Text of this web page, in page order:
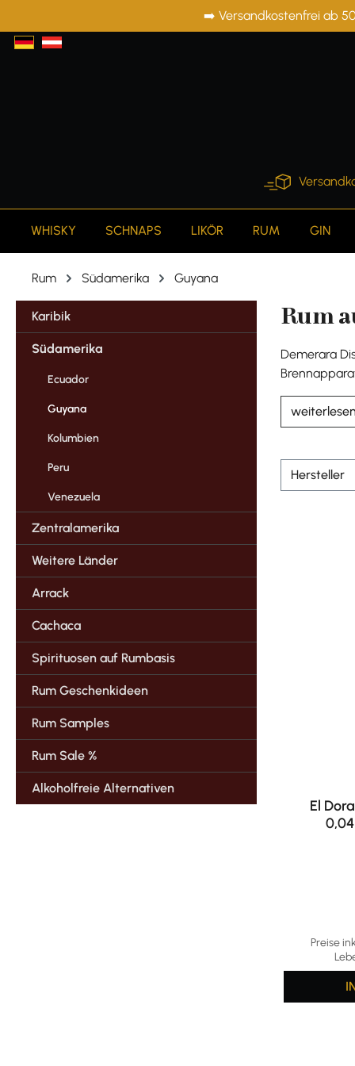
Zur Hauptnavigation springen➡️ Versandkostenfrei ab
WHISKY SCHNAPS LIKÖR RUM GIN
Rum Südamerika Guyana
Karibik
Südamerika
Ecuador
Guyana
Kolumbien
Peru
Venezuela
Zentralamerika
Weitere Länder
Arrack
Cachaca
Spirituosen auf Rumbasis
Rum Geschenkideen
Rum Samples
Rum Sale %
Alkoholfreie Alternativen
Rum
Demerara
weiterlesen
Hersteller
El
Preise